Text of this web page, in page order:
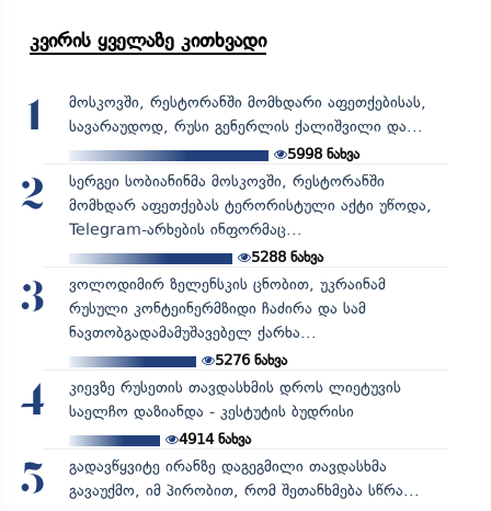
კვირის ყველაზე კითხვადი
1
მოსკოვში, რესტორანში მომხდარი აფეთქებისას,
სავარაუდოდ, რუსი გენერლის ქალიშვილი და...
5998 ნახვა
2
სერგეი სობიანინმა მოსკოვში, რესტორანში
მომხდარ აფეთქებას ტერორისტული აქტი უწოდა,
Telegram-არხების ინფორმაც...
5288ნახვა
3
ვოლოდიმირ ზელენსკის ცნობით, უკრაინამ
რუსული კონტეინერმზიდი ჩაძირა და სამ
ნავთობგადამამუშავებელ ქარხა...
5276ნახვა
4
კიევზე რუსეთის თავდასხმის დროს ლიეტუვის
საელჩო დაზიანდა - კესტუტის ბუდრისი
4914ნახვა
5
გადავწყვიტე ირანზე დაგეგმილი თავდასხმა
გავაუქმო, იმ პირობით, რომ შეთანხმება სწრა...